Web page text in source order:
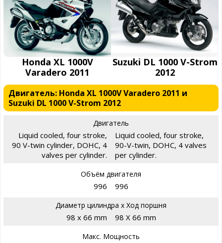
Honda XL 1000V
Varadero 2011
Suzuki DL 1000 V-Strom
2012
Двигатель: Honda XL 1000V Varadero 2011 и
Suzuki DL 1000 V-Strom 2012
Двигатель
Liquid cooled, four stroke,
90 V-twin cylinder, DOHC, 4
valves per cylinder.
Liquid cooled, four stroke,
90-V-twin, DOHC, 4 valves
per cylinder.
Объём двигателя
996 996
Диаметр цилиндра х Ход поршня
98 x 66 mm 98 X 66 mm
Макс. Мощность